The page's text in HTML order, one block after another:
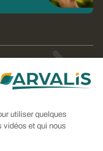
utiliser quelques
vidéos et qui nous